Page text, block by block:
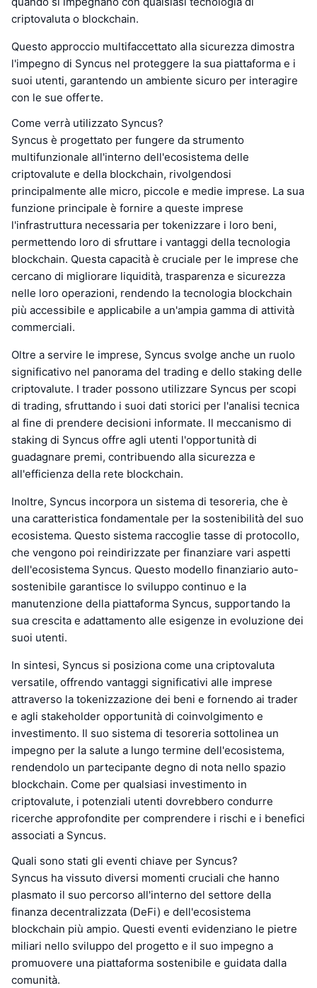
criptovaluta o blockchain.
Questo approccio multifaccettato alla sicurezza dimostra
l'impegno di Syncus nel proteggere la sua piattaforma e i
suoi utenti, garantendo un ambiente sicuro per interagire
con le sue offerte.
Come verrà utilizzato Syncus?
Syncus è progettato per fungere da strumento
multifunzionale all'interno dell'ecosistema delle
criptovalute e della blockchain, rivolgendosi
principalmente alle micro, piccole e medie imprese. La sua
funzione principale è fornire a queste imprese
l'infrastruttura necessaria per tokenizzare i loro beni,
permettendo loro di sfruttare i vantaggi della tecnologia
blockchain. Questa capacità è cruciale per le imprese che
cercano di migliorare liquidità, trasparenza e sicurezza
nelle loro operazioni, rendendo la tecnologia blockchain
più accessibile e applicabile a un'ampia gamma di attività
commerciali.
Oltre a servire le imprese, Syncus svolge anche un ruolo
significativo nel panorama del trading e dello staking delle
criptovalute. I trader possono utilizzare Syncus per scopi
di trading, sfruttando i suoi dati storici per l'analisi tecnica
al fine di prendere decisioni informate. Il meccanismo di
staking di Syncus offre agli utenti l'opportunità di
guadagnare premi, contribuendo alla sicurezza e
all'efficienza della rete blockchain.
Inoltre, Syncus incorpora un sistema di tesoreria, che è
una caratteristica fondamentale per la sostenibilità del suo
ecosistema. Questo sistema raccoglie tasse di protocollo,
che vengono poi reindirizzate per finanziare vari aspetti
dell'ecosistema Syncus. Questo modello finanziario auto-
sostenibile garantisce lo sviluppo continuo e la
manutenzione della piattaforma Syncus, supportando la
sua crescita e adattamento alle esigenze in evoluzione dei
suoi utenti.
In sintesi, Syncus si posiziona come una criptovaluta
versatile, offrendo vantaggi significativi alle imprese
attraverso la tokenizzazione dei beni e fornendo ai trader
e agli stakeholder opportunità di coinvolgimento e
investimento. Il suo sistema di tesoreria sottolinea un
impegno per la salute a lungo termine dell'ecosistema,
rendendolo un partecipante degno di nota nello spazio
blockchain. Come per qualsiasi investimento in
criptovalute, i potenziali utenti dovrebbero condurre
ricerche approfondite per comprendere i rischi e i benefici
associati a Syncus.
Quali sono stati gli eventi chiave per Syncus?
Syncus ha vissuto diversi momenti cruciali che hanno
plasmato il suo percorso all'interno del settore della
finanza decentralizzata (DeFi) e dell'ecosistema
blockchain più ampio. Questi eventi evidenziano le pietre
miliari nello sviluppo del progetto e il suo impegno a
promuovere una piattaforma sostenibile e guidata dalla
comunità.